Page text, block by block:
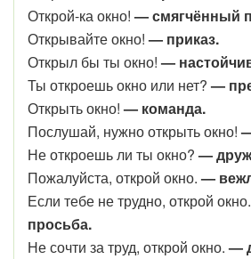
Открой-ка окно!— смягчённый
Открывайте окно!— приказ.
Открыл бы ты окно!—
Ты откроешь окно или нет?—
Открыть окно!— команда.
Послушай, нужно открыть окно!
Не откроешь ли ты окно?—
Пожалуйста, открой окно.—
Если тебе не трудно, открой окно.
просьба.
Не сочти за труд, открой окно.—